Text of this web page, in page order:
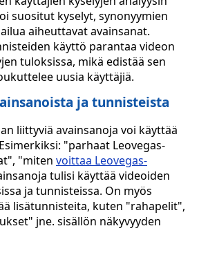
suositut kyselyt, synonyymien
aiheuttavat avainsanat.
käyttö parantaa videon
tuloksissa, mikä edistää sen
uusia käyttäjiä.
ja tunnisteista
liittyviä avainsanoja voi käyttää
"parhaat Leovegas-
"miten voittaa Leovegas-
tulisi käyttää videoiden
ja tunnisteissa. On myös
lisätunnisteita, kuten "rahapelit",
jne. sisällön näkyvyyden